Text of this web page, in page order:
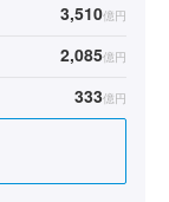
3,510億円
2,085億円
333億円